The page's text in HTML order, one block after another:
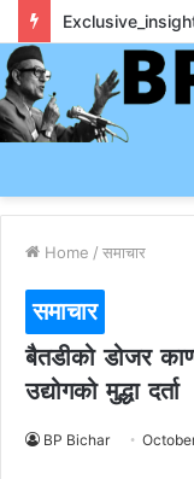
Home / समाचार
समाचार
बैतडीको डोजर
उद्योगको मुद्धा दर्ता
BP Bichar